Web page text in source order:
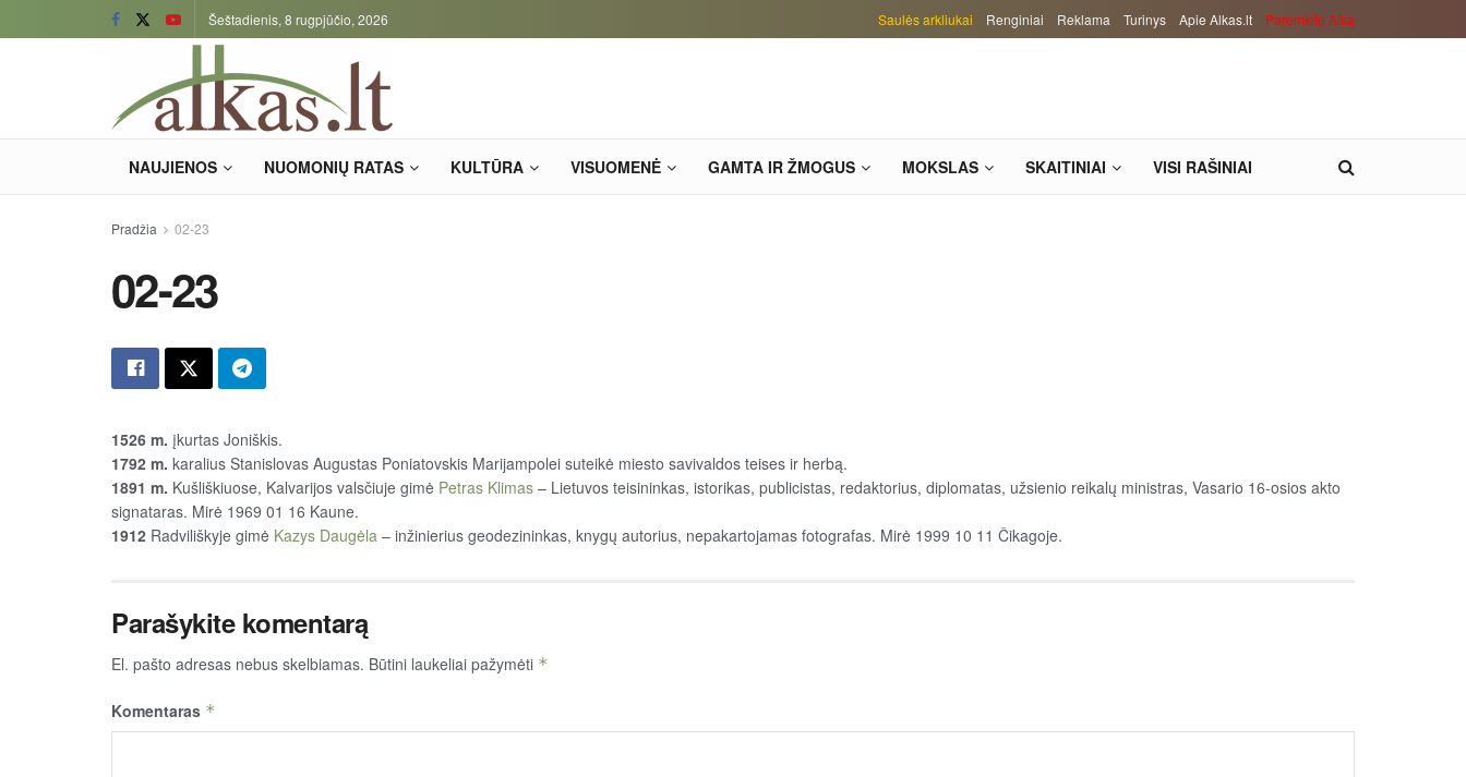
Šeštadienis, 8 rugpjūčio, 2026 Saulės arkliukai Renginiai Reklama Turinys Apie Alkas.lt Paremkite Alką
NAUJIENOS NUOMONIŲ RATAS KULTŪRA VISUOMENĖ GAMTA IR ŽMOGUS MOKSLAS SKAITINIAI VISI RAŠINIAI
Pradžia 02-23
02-23
1526 m. įkurtas Joniškis.
1792 m. karalius Stanislovas Augustas Poniatovskis Marijampolei suteikė miesto savivaldos teises ir herbą.
1891 m. Kušliškiuose, Kalvarijos valsčiuje gimė Petras Klimas – Lietuvos teisininkas, istorikas, publicistas, redaktorius, diplomatas, užsienio reikalų ministras, Vasario 16-osios akto
signataras. Mirė 1969 01 16 Kaune.
1912 Radviliškyje gimė Kazys Daugėla – inžinierius geodezininkas, knygų autorius, nepakartojamas fotografas. Mirė 1999 10 11 Čikagoje.
Parašykite komentarą
El. pašto adresas nebus skelbiamas. Būtini laukeliai pažymėti *
Komentaras *